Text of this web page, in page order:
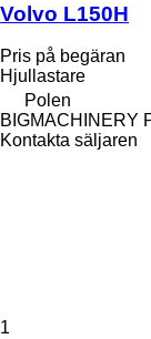
Volvo L150H
Pris på begäran
Hjullastare
Polen
BIGMACHINERY
Kontakta säljaren
1